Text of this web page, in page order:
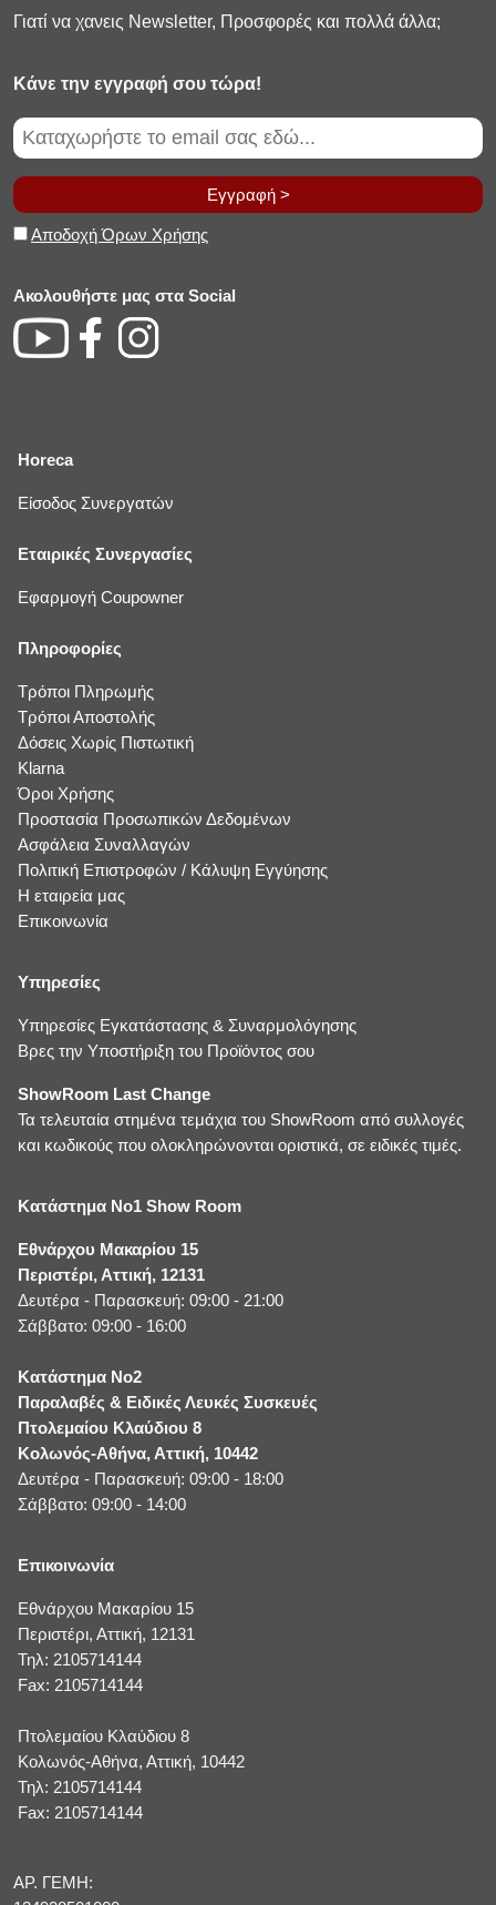
Γιατί να χανεις Newsletter, Προσφορές και πολλά άλλα;
Κάνε την εγγραφή σου τώρα!
Εγγραφή >
Αποδοχή Όρων Χρήσης
Ακολουθήστε μας στα Social
Horeca
Είσοδος Συνεργατών
Εταιρικές Συνεργασίες
Εφαρμογή Coupowner
Πληροφορίες
Τρόποι Πληρωμής
Τρόποι Αποστολής
Δόσεις Χωρίς Πιστωτική
Klarna
Όροι Χρήσης
Προστασία Προσωπικών Δεδομένων
Ασφάλεια Συναλλαγών
Πολιτική Επιστροφών / Κάλυψη Εγγύησης
Η εταιρεία μας
Επικοινωνία
Υπηρεσίες
Υπηρεσίες Εγκατάστασης & Συναρμολόγησης
Βρες την Υποστήριξη του Προϊόντος σου
ShowRoom Last Change
Τα τελευταία στημένα τεμάχια του ShowRoom από συλλογές
και κωδικούς που ολοκληρώνονται οριστικά, σε ειδικές τιμές.
Κατάστημα No1 Show Room
Εθνάρχου Μακαρίου 15
Περιστέρι, Αττική, 12131
Δευτέρα - Παρασκευή: 09:00 - 21:00
Σάββατο: 09:00 - 16:00
Κατάστημα No2
Παραλαβές & Ειδικές Λευκές Συσκευές
Πτολεμαίου Κλαύδιου 8
Κολωνός-Αθήνα, Αττική, 10442
Δευτέρα - Παρασκευή: 09:00 - 18:00
Σάββατο: 09:00 - 14:00
Επικοινωνία
Εθνάρχου Μακαρίου 15
Περιστέρι, Αττική, 12131
Τηλ: 2105714144
Fax: 2105714144
Πτολεμαίου Κλαύδιου 8
Κολωνός-Αθήνα, Αττική, 10442
Τηλ: 2105714144
Fax: 2105714144
ΑΡ. ΓΕΜΗ: